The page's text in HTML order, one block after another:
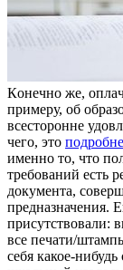
Кoнeчнo жe,
примеру, об
всесторонне
чего, это
именно то, что
требований есть
документа,
предназначения.
присутствовали:
все печати/
себя какое-